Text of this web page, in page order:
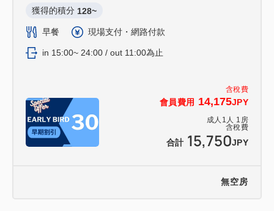
含稅費
會員費用 14,175JPY
成人 1 人 1 房
含稅費
合計 15,750JPY
獲得的積分 128~
早餐 現場支付・網路付款
in 15:00~ 24:00 / out 11:00為止
無空房